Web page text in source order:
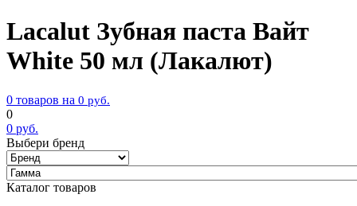
Lacalut Зубная паста Bайт
White 50 мл (Лакалют)
0 товаров на 0 руб.
0
0 руб.
Выбери бренд
Каталог товаров